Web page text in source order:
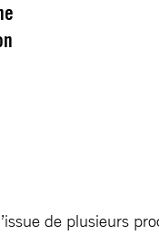
de plusieurs